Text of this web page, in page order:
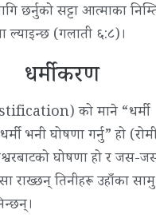
छर्नुको सट्टा आत्माका
ल्याइन्छ (गलाती ६:८)।
धर्मीकरण
को माने “धर्मी
भनी घोषणा गर्नु” हो
घोषणा हो र जस-
राख्छन् तिनीहरू उहाँका